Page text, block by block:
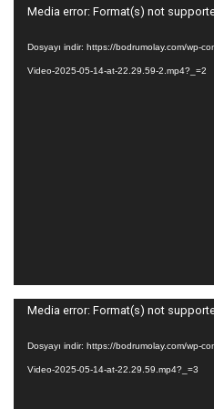
Video
Media error: Format(s) not
Dosyayı indir: https://bodrumolay.com/wp-
Video-2025-05-14-at-22.29.59-2.mp4?_=2
Video
Media error: Format(s) not
Dosyayı indir: https://bodrumolay.com/wp-
Video-2025-05-14-at-22.29.59.mp4?_=3